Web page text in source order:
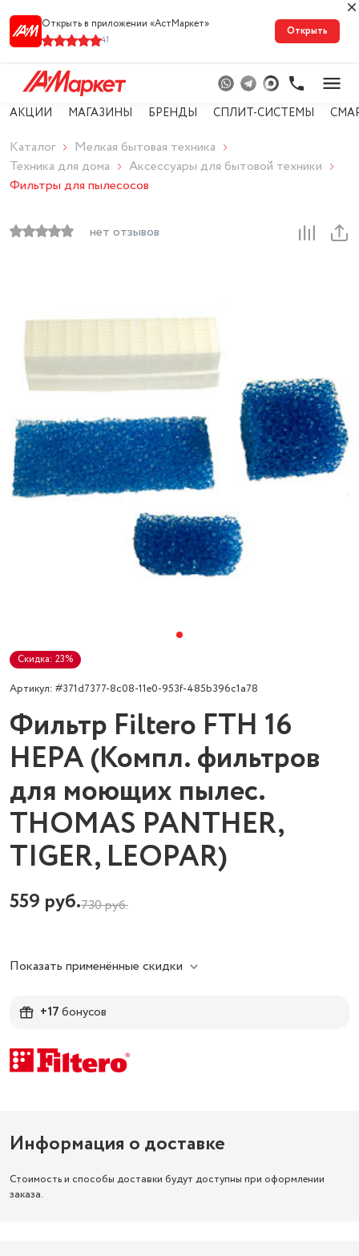
Открыть в приложении «АстМарке‪т‬»
41
Открыть
АКЦИИ МАГАЗИНЫ БРЕНДЫ СПЛИТ-СИСТЕМЫ
Каталог
Мелкая бытовая техника
Техника для дома
Аксессуары для бытовой техники
Фильтры для пылесосов
нет отзывов
Скидка: 23%
Артикул: #371d7377-8c08-11e0-953f-485b396c1a78
Фильтр Filtero FTH 16
НЕРА (Компл. фильтров
для моющих пылес.
THOMAS PANTHER,
TIGER, LEOPAR)
559 руб.730руб.
Показать применённые скидки
+17бонусов
Информация о доставке
Стоимость и способы доставки будут доступны при оформлении
заказа.